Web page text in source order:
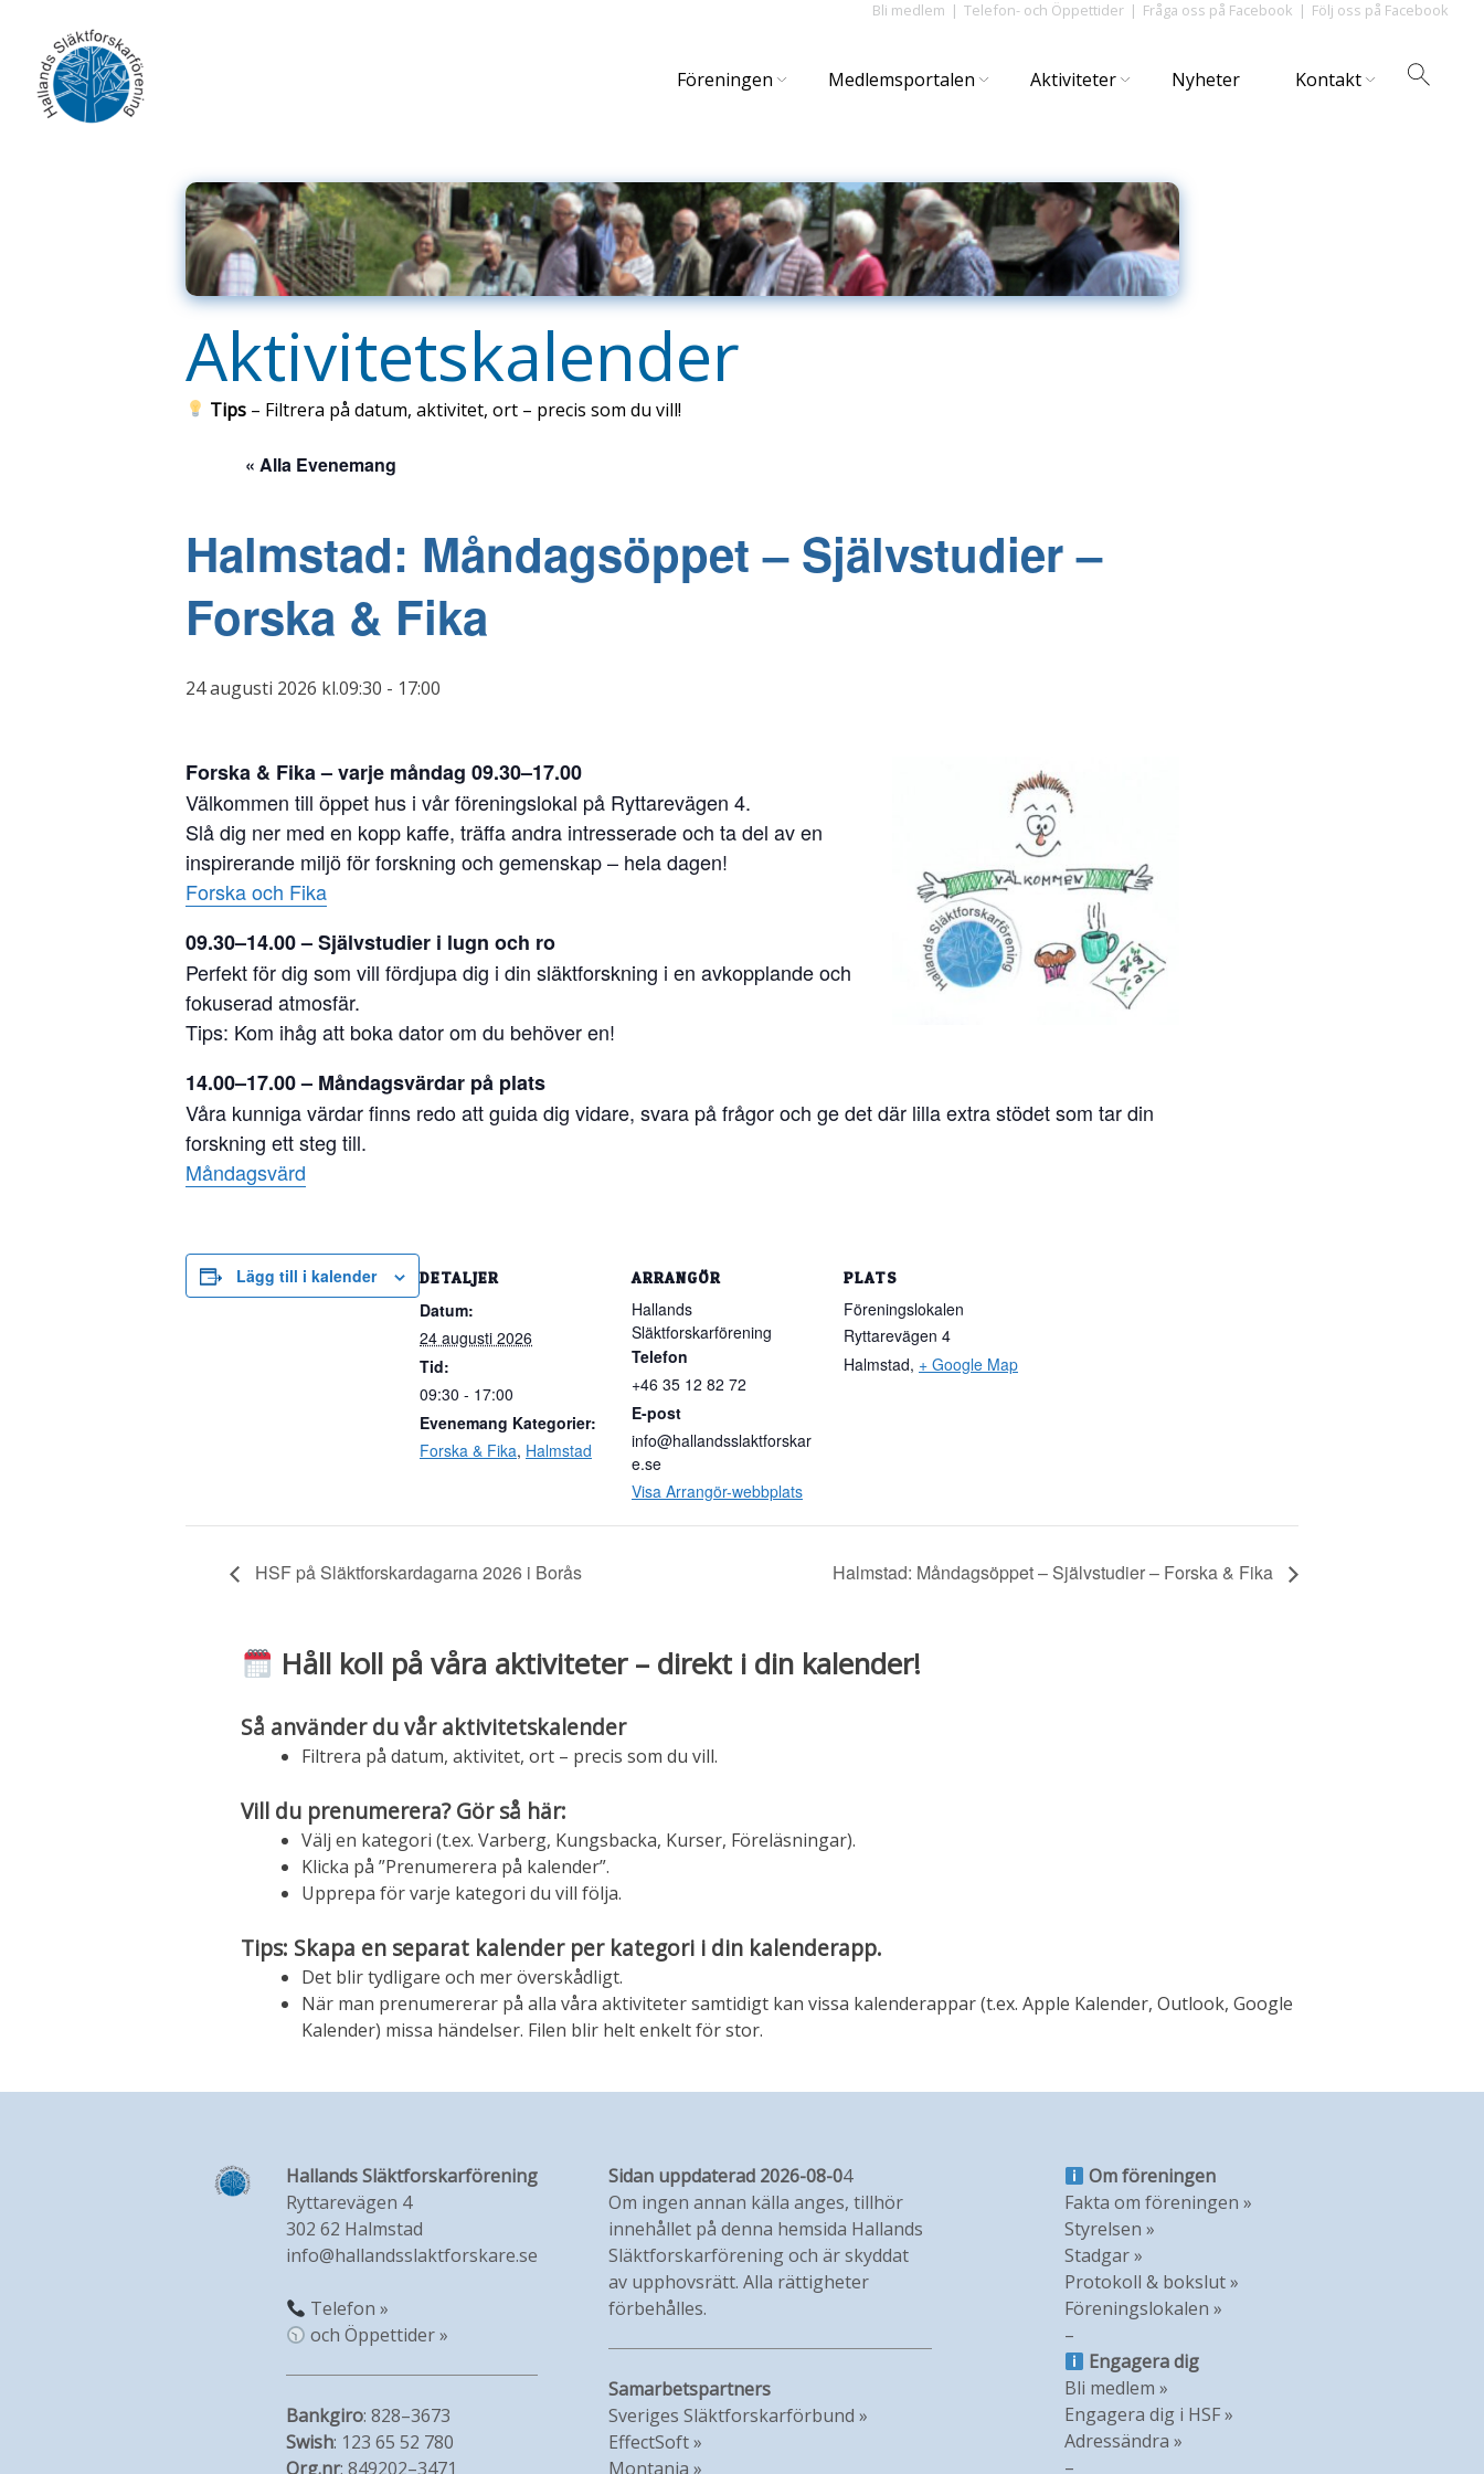
content
Bli medlem Telefon- och Öppettider Fråga oss på Facebook Följ oss på Facebook
Föreningen Medlemsportalen Aktiviteter Nyheter Kontakt
Aktivitetskalender
Tips – Filtrera på datum, aktivitet, ort – precis som du vill!
« Alla Evenemang
Halmstad: Måndagsöppet – Självstudier –
Forska & Fika
24 augusti 2026 kl.09:30 - 17:00
Forska & Fika – varje måndag 09.30–17.00
Välkommen till öppet hus i vår föreningslokal på Ryttarevägen 4.
Slå dig ner med en kopp kaffe, träffa andra intresserade och ta del av en
inspirerande miljö för forskning och gemenskap – hela dagen!
Forska och Fika
09.30–14.00 – Självstudier i lugn och ro
Perfekt för dig som vill fördjupa dig i din släktforskning i en avkopplande och
fokuserad atmosfär.
Tips: Kom ihåg att boka dator om du behöver en!
14.00–17.00 – Måndagsvärdar på plats
Våra kunniga värdar finns redo att guida dig vidare, svara på frågor och ge det där lilla extra stödet som tar din
forskning ett steg till.
Måndagsvärd
Lägg till i kalender DETALJER
Datum:
24 augusti 2026
Tid:
09:30 - 17:00
Evenemang Kategorier:
Forska & Fika, Halmstad
ARRANGÖR
Hallands
Släktforskarförening
Telefon
+46 35 12 82 72
E-post
info@hallandsslaktforskar
e.se
Visa Arrangör-webbplats
PLATS
Föreningslokalen
Ryttarevägen 4
Halmstad, + Google Map
HSF på Släktforskardagarna 2026 i Borås Halmstad: Måndagsöppet – Självstudier – Forska & Fika
Håll koll på våra aktiviteter – direkt i din kalender!
Så använder du vår aktivitetskalender
Filtrera på datum, aktivitet, ort – precis som du vill.
Vill du prenumerera? Gör så här:
Välj en kategori (t.ex. Varberg, Kungsbacka, Kurser, Föreläsningar).
Klicka på ”Prenumerera på kalender”.
Upprepa för varje kategori du vill följa.
Tips: Skapa en separat kalender per kategori i din kalenderapp.
Det blir tydligare och mer överskådligt.
När man prenumererar på alla våra aktiviteter samtidigt kan vissa kalenderappar (t.ex. Apple Kalender, Outlook, Google
Kalender) missa händelser. Filen blir helt enkelt för stor.
Hallands Släktforskarförening
Ryttarevägen 4
302 62 Halmstad
info@hallandsslaktforskare.se
Telefon »
och Öppettider »
Bankgiro: 828–3673
Swish: 123 65 52 780
Org.nr: 849202–3471
Sidan uppdaterad 2026-08-04
Om ingen annan källa anges, tillhör
innehållet på denna hemsida Hallands
Släktforskarförening och är skyddat
av upphovsrätt. Alla rättigheter
förbehålles.
Samarbetspartners
Sveriges Släktforskarförbund »
EffectSoft »
Montania »
Om föreningen
Fakta om föreningen »
Styrelsen »
Stadgar »
Protokoll & bokslut »
Föreningslokalen »
–
Engagera dig
Bli medlem »
Engagera dig i HSF »
Adressändra »
–